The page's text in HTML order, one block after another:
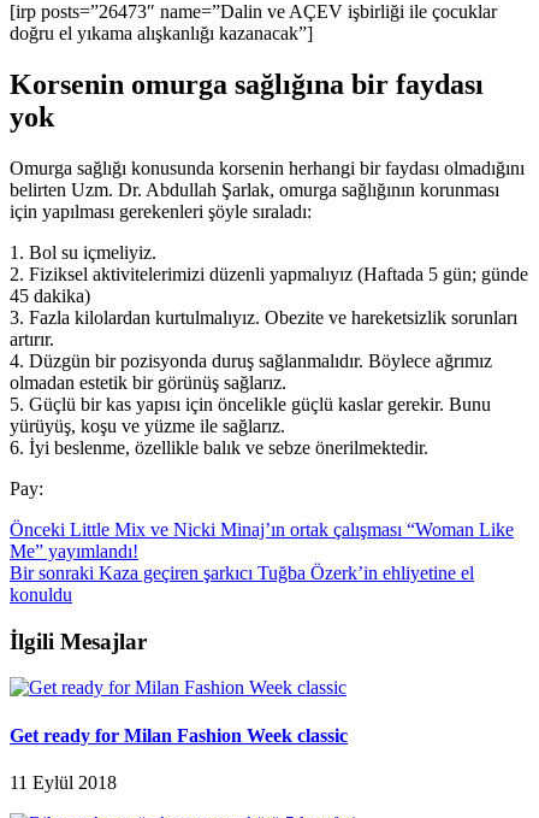
[irp posts=”26473″ name=”Dalin ve AÇEV işbirliği ile çocuklar
doğru el yıkama alışkanlığı kazanacak”]
Korsenin omurga sağlığına bir faydası
yok
Omurga sağlığı konusunda korsenin herhangi bir faydası olmadığını
belirten Uzm. Dr. Abdullah Şarlak, omurga sağlığının korunması
için yapılması gerekenleri şöyle sıraladı:
1. Bol su içmeliyiz.
2. Fiziksel aktivitelerimizi düzenli yapmalıyız (Haftada 5 gün; günde
45 dakika)
3. Fazla kilolardan kurtulmalıyız. Obezite ve hareketsizlik sorunları
artırır.
4. Düzgün bir pozisyonda duruş sağlanmalıdır. Böylece ağrımız
olmadan estetik bir görünüş sağlarız.
5. Güçlü bir kas yapısı için öncelikle güçlü kaslar gerekir. Bunu
yürüyüş, koşu ve yüzme ile sağlarız.
6. İyi beslenme, özellikle balık ve sebze önerilmektedir.
Pay:
Önceki Little Mix ve Nicki Minaj’ın ortak çalışması “Woman Like
Me” yayımlandı!
Bir sonraki Kaza geçiren şarkıcı Tuğba Özerk’in ehliyetine el
konuldu
İlgili Mesajlar
Get ready for Milan Fashion Week classic
11 Eylül 2018